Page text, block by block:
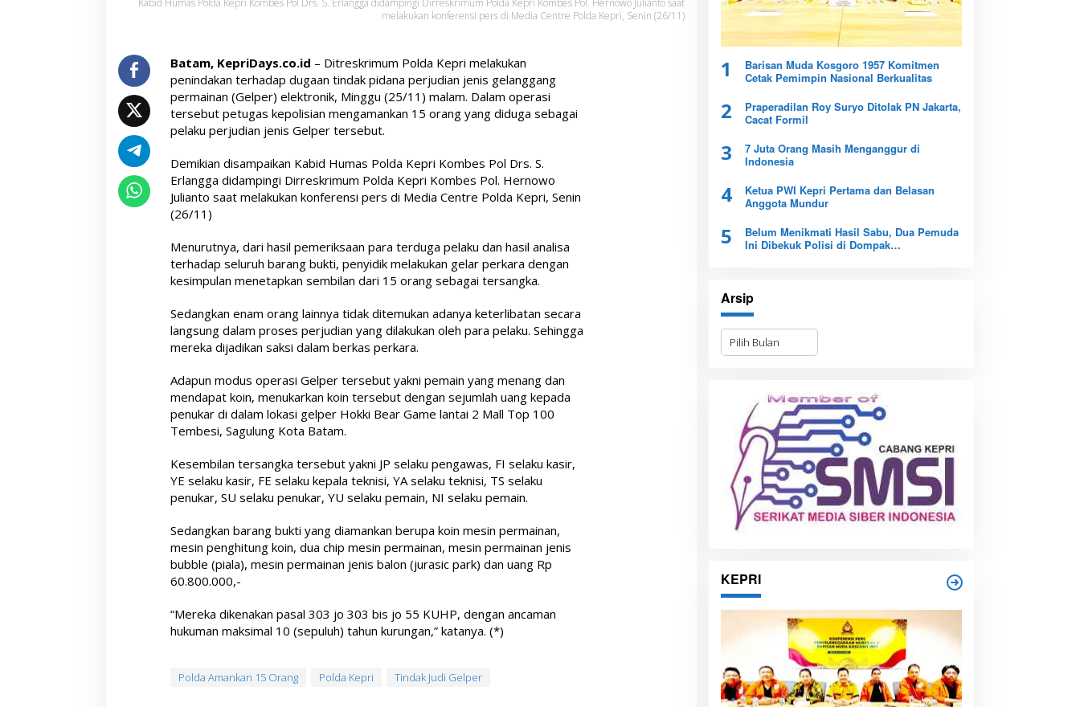
Kabid Humas Polda Kepri Kombes Pol Drs. S. Erlangga didampingi Dirreskrimum Polda Kepri Kombes Pol. Hernowo Julianto saat
melakukan konferensi pers di Media Centre Polda Kepri, Senin (26/11)
Batam, KepriDays.co.id – Ditreskrimum Polda Kepri melakukan
penindakan terhadap dugaan tindak pidana perjudian jenis gelanggang
permainan (Gelper) elektronik, Minggu (25/11) malam. Dalam operasi
tersebut petugas kepolisian mengamankan 15 orang yang diduga sebagai
pelaku perjudian jenis Gelper tersebut.
Demikian disampaikan Kabid Humas Polda Kepri Kombes Pol Drs. S.
Erlangga didampingi Dirreskrimum Polda Kepri Kombes Pol. Hernowo
Julianto saat melakukan konferensi pers di Media Centre Polda Kepri, Senin
(26/11)
Menurutnya, dari hasil pemeriksaan para terduga pelaku dan hasil analisa
terhadap seluruh barang bukti, penyidik melakukan gelar perkara dengan
kesimpulan menetapkan sembilan dari 15 orang sebagai tersangka.
Sedangkan enam orang lainnya tidak ditemukan adanya keterlibatan secara
langsung dalam proses perjudian yang dilakukan oleh para pelaku. Sehingga
mereka dijadikan saksi dalam berkas perkara.
Adapun modus operasi Gelper tersebut yakni pemain yang menang dan
mendapat koin, menukarkan koin tersebut dengan sejumlah uang kepada
penukar di dalam lokasi gelper Hokki Bear Game lantai 2 Mall Top 100
Tembesi, Sagulung Kota Batam.
Kesembilan tersangka tersebut yakni JP selaku pengawas, FI selaku kasir,
YE selaku kasir, FE selaku kepala teknisi, YA selaku teknisi, TS selaku
penukar, SU selaku penukar, YU selaku pemain, NI selaku pemain.
Sedangkan barang bukti yang diamankan berupa koin mesin permainan,
mesin penghitung koin, dua chip mesin permainan, mesin permainan jenis
bubble (piala), mesin permainan jenis balon (jurasic park) dan uang Rp
60.800.000,-
“Mereka dikenakan pasal 303 jo 303 bis jo 55 KUHP, dengan ancaman
hukuman maksimal 10 (sepuluh) tahun kurungan,” katanya. (*)
Polda Amankan 15 Orang Polda Kepri Tindak Judi Gelper
1
Barisan Muda Kosgoro 1957 Komitmen
Cetak Pemimpin Nasional Berkualitas
2
Praperadilan Roy Suryo Ditolak PN Jakarta,
Cacat Formil
3
7 Juta Orang Masih Menganggur di
Indonesia
4
Ketua PWI Kepri Pertama dan Belasan
Anggota Mundur
5
Belum Menikmati Hasil Sabu, Dua Pemuda
Ini Dibekuk Polisi di Dompak
Arsip
A
s
KEPRI